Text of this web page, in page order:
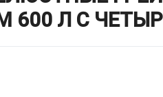
600 Л С